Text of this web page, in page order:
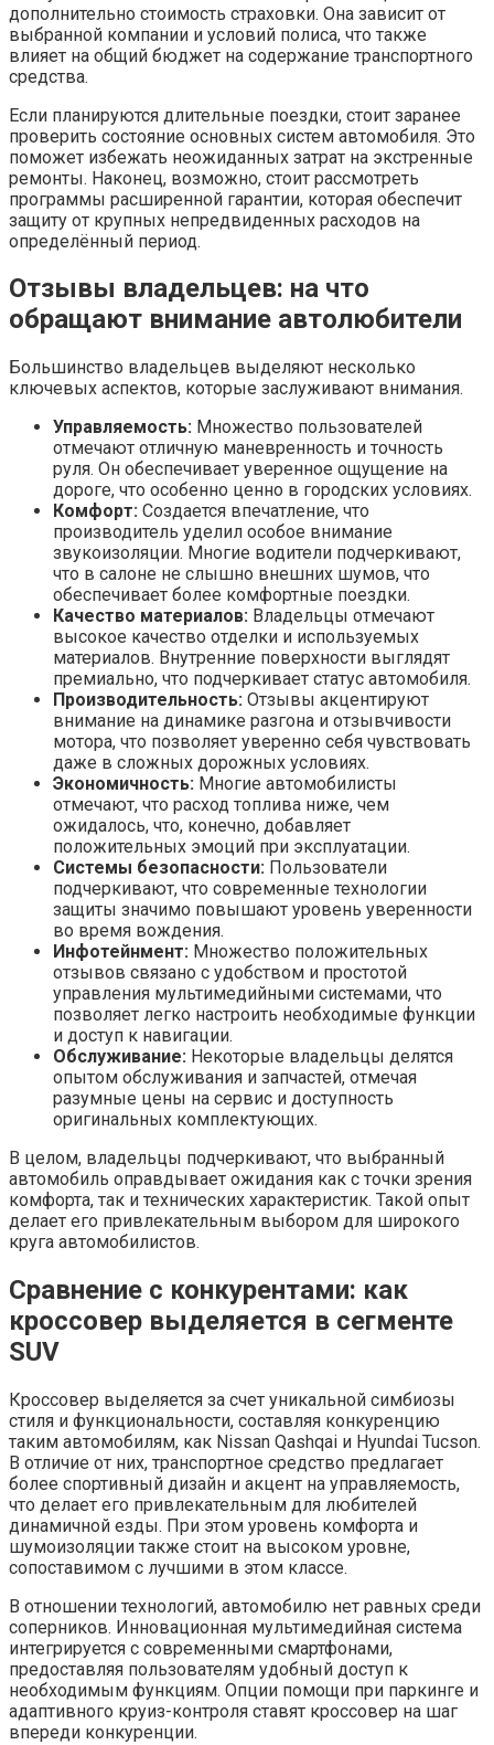
дополнительно стоимость страховки. Она зависит от
выбранной компании и условий полиса, что также
влияет на общий бюджет на содержание транспортного
средства.
Если планируются длительные поездки, стоит заранее
проверить состояние основных систем автомобиля. Это
поможет избежать неожиданных затрат на экстренные
ремонты. Наконец, возможно, стоит рассмотреть
программы расширенной гарантии, которая обеспечит
защиту от крупных непредвиденных расходов на
определённый период.
Отзывы владельцев: на что
обращают внимание автолюбители
Большинство владельцев выделяют несколько
ключевых аспектов, которые заслуживают внимания.
Управляемость: Множество пользователей
отмечают отличную маневренность и точность
руля. Он обеспечивает уверенное ощущение на
дороге, что особенно ценно в городских условиях.
Комфорт: Создается впечатление, что
производитель уделил особое внимание
звукоизоляции. Многие водители подчеркивают,
что в салоне не слышно внешних шумов, что
обеспечивает более комфортные поездки.
Качество материалов: Владельцы отмечают
высокое качество отделки и используемых
материалов. Внутренние поверхности выглядят
премиально, что подчеркивает статус автомобиля.
Производительность: Отзывы акцентируют
внимание на динамике разгона и отзывчивости
мотора, что позволяет уверенно себя чувствовать
даже в сложных дорожных условиях.
Экономичность: Многие автомобилисты
отмечают, что расход топлива ниже, чем
ожидалось, что, конечно, добавляет
положительных эмоций при эксплуатации.
Системы безопасности: Пользователи
подчеркивают, что современные технологии
защиты значимо повышают уровень уверенности
во время вождения.
Инфотейнмент: Множество положительных
отзывов связано с удобством и простотой
управления мультимедийными системами, что
позволяет легко настроить необходимые функции
и доступ к навигации.
Обслуживание: Некоторые владельцы делятся
опытом обслуживания и запчастей, отмечая
разумные цены на сервис и доступность
оригинальных комплектующих.
В целом, владельцы подчеркивают, что выбранный
автомобиль оправдывает ожидания как с точки зрения
комфорта, так и технических характеристик. Такой опыт
делает его привлекательным выбором для широкого
круга автомобилистов.
Сравнение с конкурентами: как
кроссовер выделяется в сегменте
SUV
Кроссовер выделяется за счет уникальной симбиозы
стиля и функциональности, составляя конкуренцию
таким автомобилям, как Nissan Qashqai и Hyundai Tucson.
В отличие от них, транспортное средство предлагает
более спортивный дизайн и акцент на управляемость,
что делает его привлекательным для любителей
динамичной езды. При этом уровень комфорта и
шумоизоляции также стоит на высоком уровне,
сопоставимом с лучшими в этом классе.
В отношении технологий, автомобилю нет равных среди
соперников. Инновационная мультимедийная система
интегрируется с современными смартфонами,
предоставляя пользователям удобный доступ к
необходимым функциям. Опции помощи при паркинге и
адаптивного круиз-контроля ставят кроссовер на шаг
впереди конкуренции.